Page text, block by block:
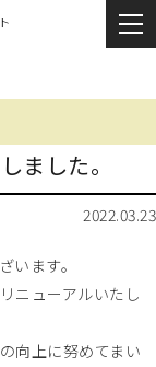
ました。
2022.03.23
います。
ニューアルいたし
向上に努めてまい